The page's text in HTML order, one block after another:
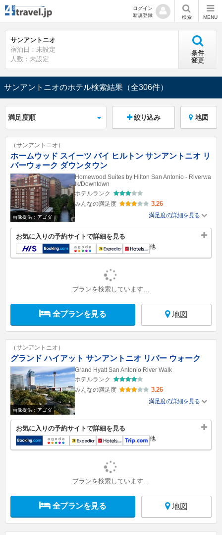
ログイン
新規登録
検索 MENU
サンアントニオ
宿泊日：未設定
人数：未設定
条件
変更
サンアントニオのホテル検索結果 （全306件）
絞り込み 地図
（サンアントニオ）
ホームウッド スイーツ バイ ヒルトン サンアントニオ リ
バーウォーク ダウンタウン
画像提供：アゴダ
Homewood Suites by Hilton San Antonio - Riverwa
lk/Downtown
ホテルランク
みんなの満足度
3.26
満足度の詳細を見る
お気に入りの予約サイトで詳細を見る
他
プランを検索しています…
全プランを見る 地図
（サンアントニオ）
グランド ハイアット サンアントニオ リバー ウォーク
画像提供：アゴダ
Grand Hyatt San Antonio River Walk
ホテルランク
みんなの満足度
3.26
満足度の詳細を見る
お気に入りの予約サイトで詳細を見る
他
プランを検索しています…
全プランを見る 地図